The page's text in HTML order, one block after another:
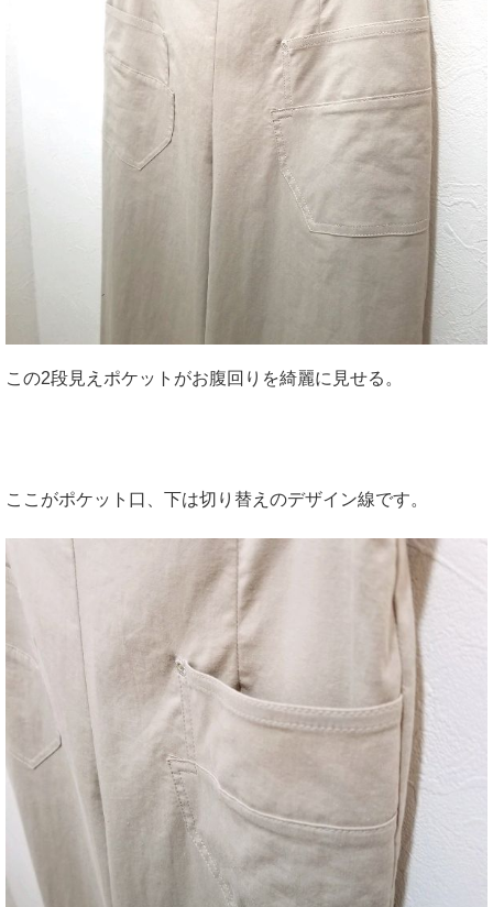
この2段見えポケットがお腹回りを綺麗に見せる。
ここがポケット口、下は切り替えのデザイン線です。